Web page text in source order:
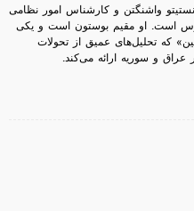
واشنگتن و کارشناس امور نظامی
است. او مقیم بوستون است و یکی
که تحلیل‌های عمیق از تحولات
و سوریه ارائه می‌کند.